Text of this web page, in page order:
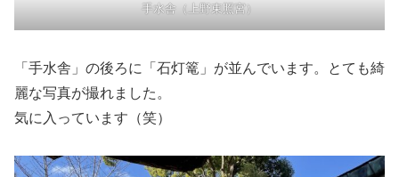
手水舎（上野東照宮）
「手水舎」の後ろに「石灯篭」が並んでいます。とても綺
麗な写真が撮れました。
気に入っています（笑）